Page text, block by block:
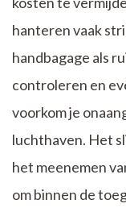
hanteren vaak
handbagage als
controleren en
voorkom je
luchthaven. Het
het meenemen
om binnen de